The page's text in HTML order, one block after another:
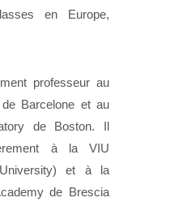
en Europe,
professeur au
Barcelone et au
de Boston. Il
à la VIU
University) et à la
de Brescia